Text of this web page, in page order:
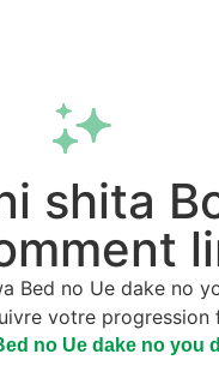
shita
Bed no Ue dake
votre progression
no Ue dake no you